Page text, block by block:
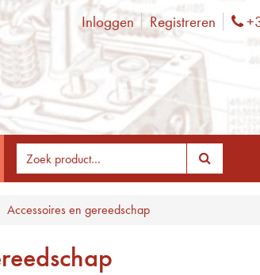
Inloggen Registreren
Accessoires en gereedschap